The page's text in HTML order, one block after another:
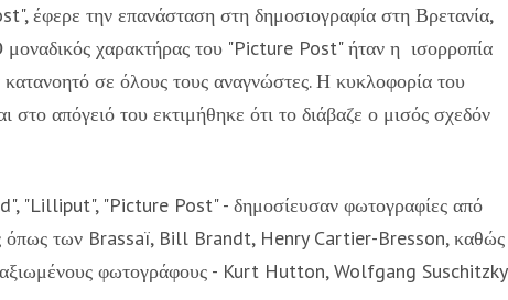
έφερε την επανάσταση στη δημοσιογραφία στη Βρετανία,
μοναδικός χαρακτήρας του "Picture Post" ήταν η ισορροπία
σε όλους τους αναγνώστες. Η κυκλοφορία του
απόγειό του εκτιμήθηκε ότι το διάβαζε ο μισός σχεδόν
"Lilliput", "Picture Post" - δημοσίευσαν φωτογραφίες από
όπως των Brassaï, Bill Brandt, Henry Cartier-Bresson, καθώς
φωτογράφους - Kurt Hutton, Wolfgang Suschitzky